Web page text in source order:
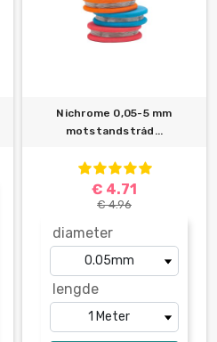
Nichrome 0,05-5 mm
motstandstråd...
€ 4.71
€ 4.96
diameter
lengde